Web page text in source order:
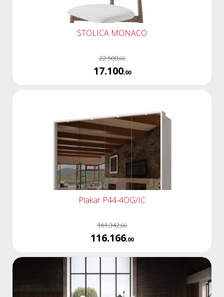
STOLICA MONACO
22.500,00
17.100,00
Plakar P44-4OG/IC
161.342,00
116.166,00